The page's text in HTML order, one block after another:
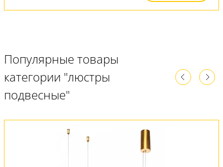
Популярные товары
категории "люстры
подвесные"